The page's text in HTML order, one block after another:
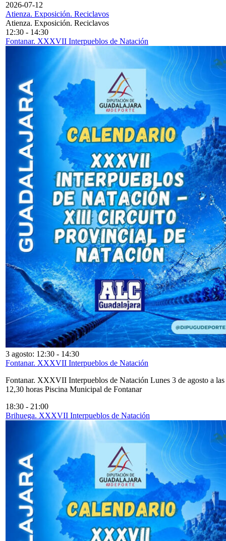
2026-07-12
Atienza. Exposición. Reciclavos
Atienza. Exposición. Reciclavos
12:30 - 14:30
Fontanar. XXXVII Interpueblos de Natación
3 agosto: 12:30 - 14:30
Fontanar. XXXVII Interpueblos de Natación
Fontanar. XXXVII Interpueblos de Natación Lunes 3 de agosto a las
12,30 horas Piscina Municipal de Fontanar
18:30 - 21:00
Brihuega. XXXVII Interpueblos de Natación